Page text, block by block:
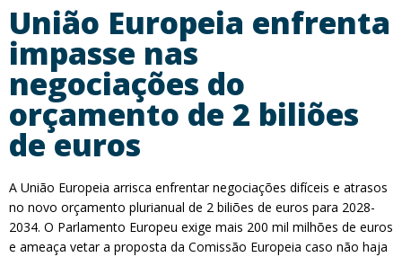
União Europeia enfrenta
impasse nas
negociações do
orçamento de 2 biliões
de euros
A União Europeia arrisca enfrentar negociações difíceis e atrasos
no novo orçamento plurianual de 2 biliões de euros para 2028-
2034. O Parlamento Europeu exige mais 200 mil milhões de euros
e ameaça vetar a proposta da Comissão Europeia caso não haja